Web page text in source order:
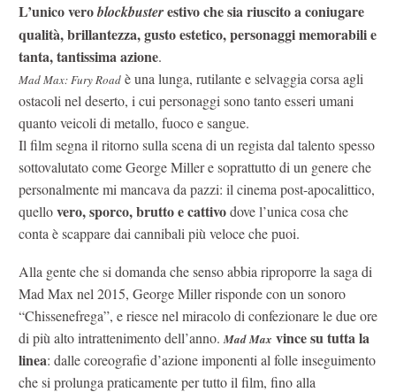
L’unico veroblockbusterestivo che sia riuscito a coniugare
qualità, brillantezza, gusto estetico, personaggi memorabili e
tanta, tantissima azione.
Mad Max: Fury Road è una lunga, rutilante e selvaggia corsa agli
ostacoli nel deserto, i cui personaggi sono tanto esseri umani
quanto veicoli di metallo, fuoco e sangue.
Il film segna il ritorno sulla scena di un regista dal talento spesso
sottovalutato come George Miller e soprattutto di un genere che
personalmente mi mancava da pazzi: il cinema post-apocalittico,
quellovero, sporco, brutto e cattivodove l’unica cosa che
conta è scappare dai cannibali più veloce che puoi.
Alla gente che si domanda che senso abbia riproporre la saga di
Mad Max nel 2015, George Miller risponde con un sonoro
“Chissenefrega”, e riesce nel miracolo di confezionare le due ore
di più alto intrattenimento dell’anno. Mad Max vince su tutta la
linea: dalle coreografie d’azione imponenti al folle inseguimento
che si prolunga praticamente per tutto il film, fino alla